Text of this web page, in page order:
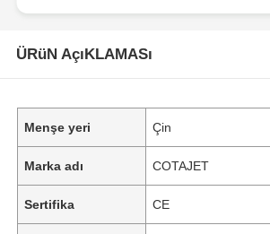
ÜRüN AçıKLAMASı
Menşe yeri Çin
Marka adı COTAJET
Sertifika CE